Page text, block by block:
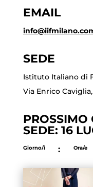
EMAIL
SEDE
Istituto Italiano di
Via Enrico
PROSSIMO
SEDE: 16
Giorno/i : Ora/e